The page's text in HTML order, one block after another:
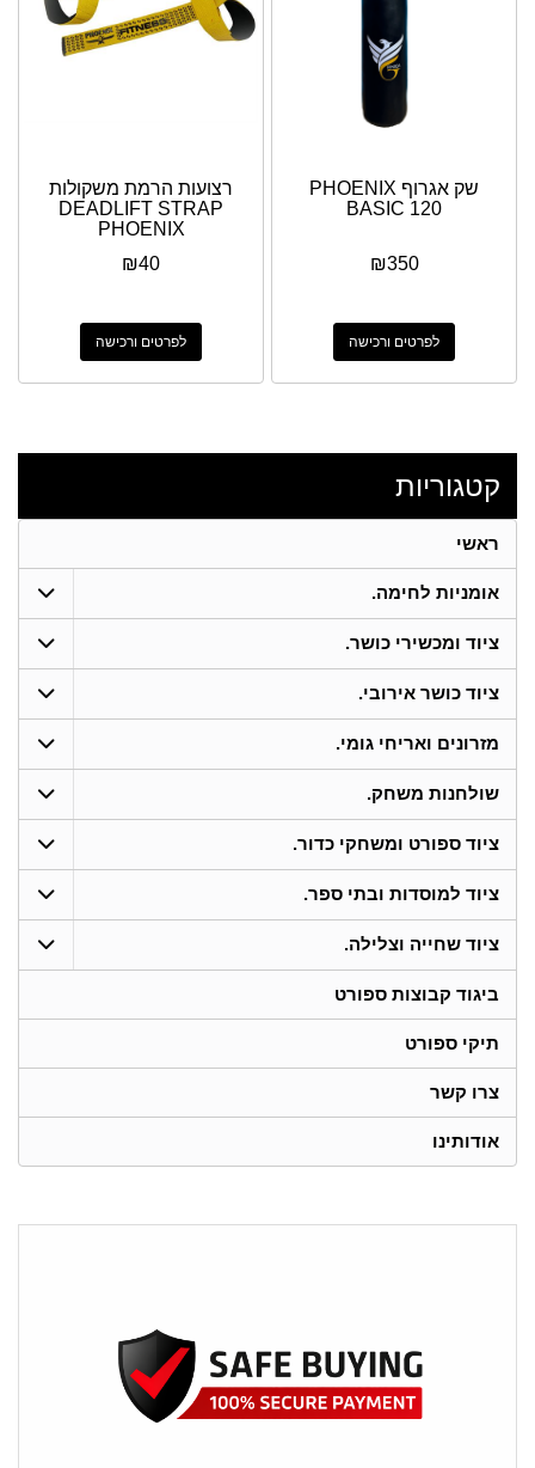
שק אגרוף PHOENIX
BASIC 120
₪350
לפרטים ורכישה
רצועות הרמת משקולות
DEADLIFT STRAP
PHOENIX
₪40
לפרטים ורכישה
קטגוריות
ראשי
אומניות לחימה.
ציוד ומכשירי כושר.
ציוד כושר אירובי.
מזרונים ואריחי גומי.
שולחנות משחק.
ציוד ספורט ומשחקי כדור.
ציוד למוסדות ובתי ספר.
ציוד שחייה וצלילה.
ביגוד קבוצות ספורט
תיקי ספורט
צרו קשר
אודותינו